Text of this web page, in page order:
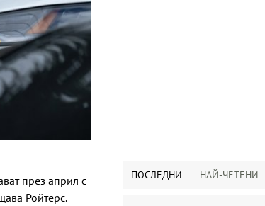
през април с
Ройтерс.
ПОСЛЕДНИ НАЙ-ЧЕТЕНИ